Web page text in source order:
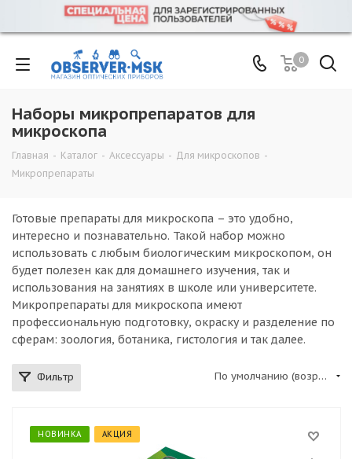
0
Наборы микропрепаратов для
микроскопа
Главная - Каталог - Аксессуары - Для микроскопов -
Микропрепараты
Готовые препараты для микроскопа – это удобно,
интересно и познавательно. Такой набор можно
использовать с любым биологическим микроскопом, он
будет полезен как для домашнего изучения, так и
использования на занятиях в школе или университете.
Микропрепараты для микроскопа имеют
профессиональную подготовку, окраску и разделение по
сферам: зоология, ботаника, гистология и так далее.
Фильтр По умолчанию (возрастание)
НОВИНКА АКЦИЯ